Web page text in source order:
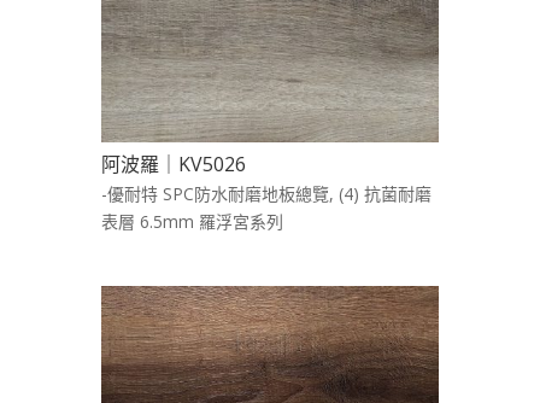
阿波羅｜KV5026
-優耐特 SPC防水耐磨地板總覽, (4) 抗菌耐磨
表層 6.5mm 羅浮宮系列